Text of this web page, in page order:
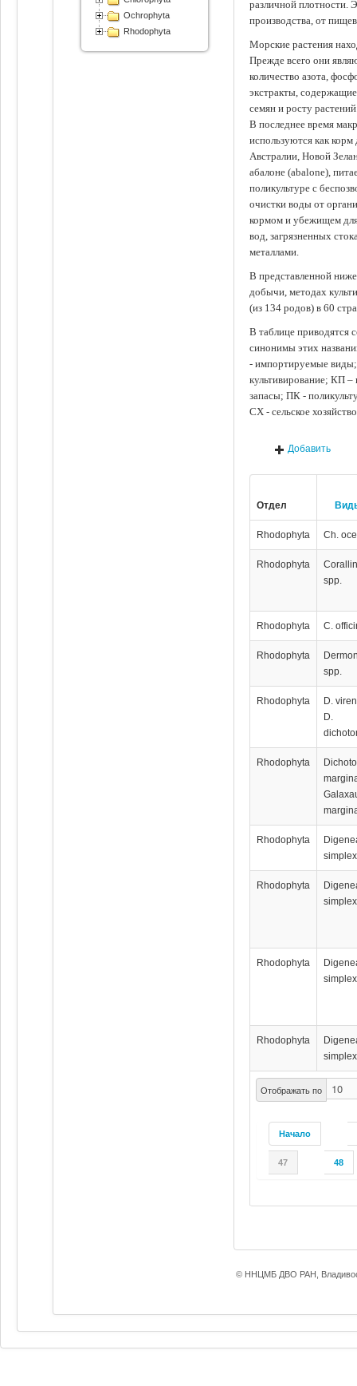
различной плотности.
производства, от
Морские растения
Прежде всего они
количество азота,
экстракты,
семян и росту
В последнее время
используются как
Австралии, Новой
абалоне (abalone),
поликультуре с
очистки воды от
кормом и убежищем
вод, загрязненных
металлами.
В представленной
добычи, методах
(из 134 родов) в 60
В таблице приводятся
синонимы этих
- импортируемые
культивирование; КП
запасы; ПК -
СХ - сельское
Добавить
Отдел
Отображать по
Начало
47 48
Rhodophyta Ch.
Rhodophyta
spp.
Rhodophyta C.
Rhodophyta
spp.
Rhodophyta
D.
D.
Rhodophyta
Rhodophyta
simplex
Rhodophyta
simplex
Rhodophyta
simplex
Rhodophyta
simplex
Ochrophyta
Rhodophyta
© ННЦМБ ДВО РАН,